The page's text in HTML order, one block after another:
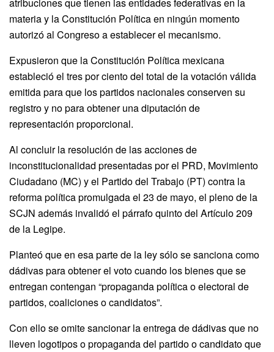
materia y la Constitución Política en ningún momento
autorizó al Congreso a establecer el mecanismo.
Expusieron que la Constitución Política mexicana
estableció el tres por ciento del total de la votación válida
emitida para que los partidos nacionales conserven su
registro y no para obtener una diputación de
representación proporcional.
Al concluir la resolución de las acciones de
inconstitucionalidad presentadas por el PRD, Movimiento
Ciudadano (MC) y el Partido del Trabajo (PT) contra la
reforma política promulgada el 23 de mayo, el pleno de la
SCJN además invalidó el párrafo quinto del Artículo 209
de la Legipe.
Planteó que en esa parte de la ley sólo se sanciona como
dádivas para obtener el voto cuando los bienes que se
entregan contengan “propaganda política o electoral de
partidos, coaliciones o candidatos”.
Con ello se omite sancionar la entrega de dádivas que no
lleven logotipos o propaganda del partido o candidato que